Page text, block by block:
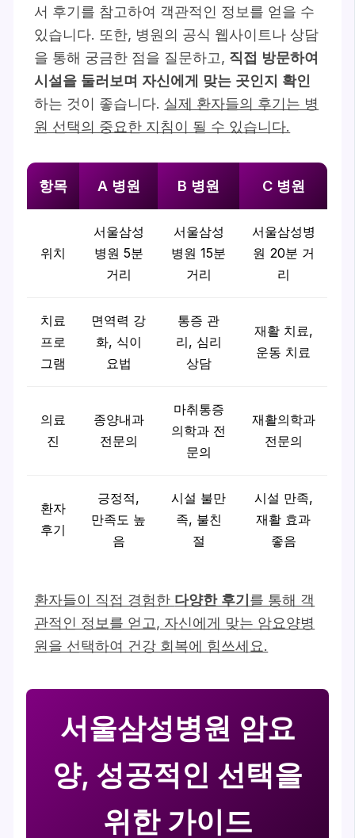
서 후기를 참고하여 객관적인 정보를 얻을 수
있습니다. 또한, 병원의 공식 웹사이트나 상담
을 통해 궁금한 점을 질문하고, 직접 방문하여
시설을 둘러보며 자신에게 맞는 곳인지 확인
하는 것이 좋습니다. 실제 환자들의 후기는 병
원 선택의 중요한 지침이 될 수 있습니다.
항목 A 병원 B 병원 C 병원
위치
서울삼성
병원 5분
거리
서울삼성
병원 15분
거리
서울삼성병
원 20분 거
리
치료
프로
그램
면역력 강
화, 식이
요법
통증 관
리, 심리
상담
재활 치료,
운동 치료
의료
진
종양내과
전문의
마취통증
의학과 전
문의
재활의학과
전문의
환자
후기
긍정적,
만족도 높
음
시설 불만
족, 불친
절
시설 만족,
재활 효과
좋음
환자들이 직접 경험한 다양한 후기를 통해 객
관적인 정보를 얻고, 자신에게 맞는 암요양병
원을 선택하여 건강 회복에 힘쓰세요.
서울삼성병원 암요
양, 성공적인 선택을
위한 가이드